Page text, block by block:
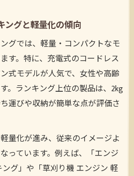
ングと軽量化の傾向
グでは、軽量・コンパクトなモ
す。特に、充電式のコードレス
式モデルが人気で、女性や高齢
。ランキング上位の製品は、2kg
運びや収納が簡単な点が評価さ
量化が進み、従来のイメージよ
っています。例えば、「エンジ
グ」や「草刈り機 エンジン 軽